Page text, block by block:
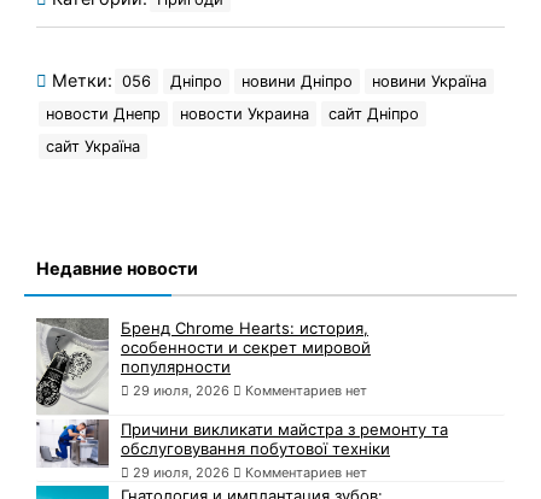
Метки: 056 Дніпро новини Дніпро
новини Україна
новости Днепр
новости Украина
сайт Дніпро
сайт Україна
Недавние новости
Бренд Chrome Hearts: история,
особенности и секрет мировой
популярности
29 июля, 2026 Комментариев нет
Причини викликати майстра з ремонту та
обслуговування побутової техніки
29 июля, 2026 Комментариев нет